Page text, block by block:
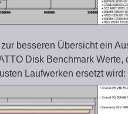
besseren Übersicht ein
Disk Benchmark Werte,
Laufwerken ersetzt wird: